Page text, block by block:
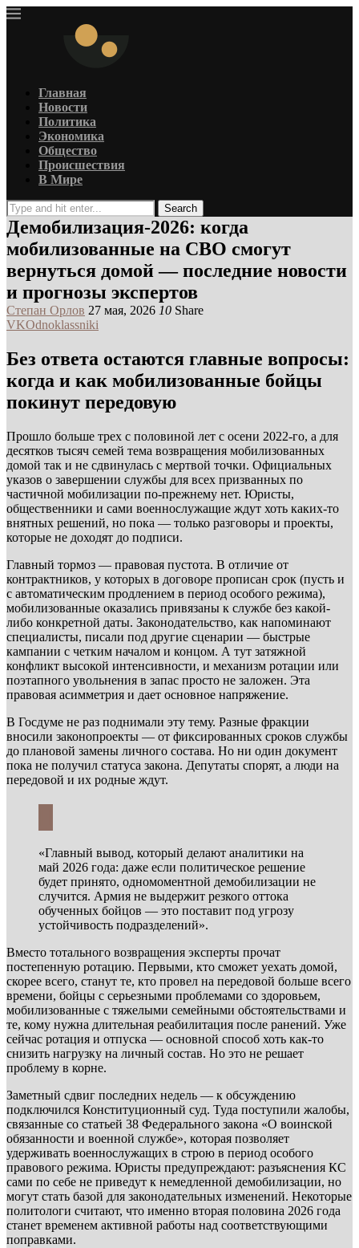
Главная
Новости
Политика
Экономика
Общество
Происшествия
В Мире
Search
Демобилизация-2026: когда
мобилизованные на СВО смогут
вернуться домой — последние новости
и прогнозы экспертов
Степан Орлов 27 мая, 2026 10 Share
VKOdnoklassniki
Без ответа остаются главные вопросы:
когда и как мобилизованные бойцы
покинут передовую
Прошло больше трех с половиной лет с осени 2022-го, а для
десятков тысяч семей тема возвращения мобилизованных
домой так и не сдвинулась с мертвой точки. Официальных
указов о завершении службы для всех призванных по
частичной мобилизации по-прежнему нет. Юристы,
общественники и сами военнослужащие ждут хоть каких-то
внятных решений, но пока — только разговоры и проекты,
которые не доходят до подписи.
Главный тормоз — правовая пустота. В отличие от
контрактников, у которых в договоре прописан срок (пусть и
с автоматическим продлением в период особого режима),
мобилизованные оказались привязаны к службе без какой-
либо конкретной даты. Законодательство, как напоминают
специалисты, писали под другие сценарии — быстрые
кампании с четким началом и концом. А тут затяжной
конфликт высокой интенсивности, и механизм ротации или
поэтапного увольнения в запас просто не заложен. Эта
правовая асимметрия и дает основное напряжение.
В Госдуме не раз поднимали эту тему. Разные фракции
вносили законопроекты — от фиксированных сроков службы
до плановой замены личного состава. Но ни один документ
пока не получил статуса закона. Депутаты спорят, а люди на
передовой и их родные ждут.
«Главный вывод, который делают аналитики на
май 2026 года: даже если политическое решение
будет принято, одномоментной демобилизации не
случится. Армия не выдержит резкого оттока
обученных бойцов — это поставит под угрозу
устойчивость подразделений».
Вместо тотального возвращения эксперты прочат
постепенную ротацию. Первыми, кто сможет уехать домой,
скорее всего, станут те, кто провел на передовой больше всего
времени, бойцы с серьезными проблемами со здоровьем,
мобилизованные с тяжелыми семейными обстоятельствами и
те, кому нужна длительная реабилитация после ранений. Уже
сейчас ротация и отпуска — основной способ хоть как-то
снизить нагрузку на личный состав. Но это не решает
проблему в корне.
Заметный сдвиг последних недель — к обсуждению
подключился Конституционный суд. Туда поступили жалобы,
связанные со статьей 38 Федерального закона «О воинской
обязанности и военной службе», которая позволяет
удерживать военнослужащих в строю в период особого
правового режима. Юристы предупреждают: разъяснения КС
сами по себе не приведут к немедленной демобилизации, но
могут стать базой для законодательных изменений. Некоторые
политологи считают, что именно вторая половина 2026 года
станет временем активной работы над соответствующими
поправками.